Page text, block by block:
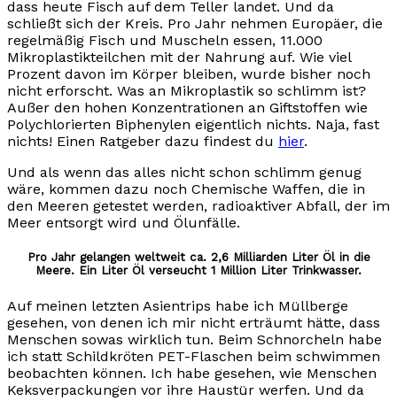
dass heute Fisch auf dem Teller landet. Und da
schließt sich der Kreis. Pro Jahr nehmen Europäer, die
regelmäßig Fisch und Muscheln essen, 11.000
Mikroplastikteilchen mit der Nahrung auf. Wie viel
Prozent davon im Körper bleiben, wurde bisher noch
nicht erforscht. Was an Mikroplastik so schlimm ist?
Außer den hohen Konzentrationen an Giftstoffen wie
Polychlorierten Biphenylen eigentlich nichts. Naja, fast
nichts! Einen Ratgeber dazu findest du hier.
Und als wenn das alles nicht schon schlimm genug
wäre, kommen dazu noch Chemische Waffen, die in
den Meeren getestet werden, radioaktiver Abfall, der im
Meer entsorgt wird und Ölunfälle.
Pro Jahr gelangen weltweit ca. 2,6 Milliarden Liter Öl in die
Meere. Ein Liter Öl verseucht 1 Million Liter Trinkwasser.
Auf meinen letzten Asientrips habe ich Müllberge
gesehen, von denen ich mir nicht erträumt hätte, dass
Menschen sowas wirklich tun. Beim Schnorcheln habe
ich statt Schildkröten PET-Flaschen beim schwimmen
beobachten können. Ich habe gesehen, wie Menschen
Keksverpackungen vor ihre Haustür werfen. Und da